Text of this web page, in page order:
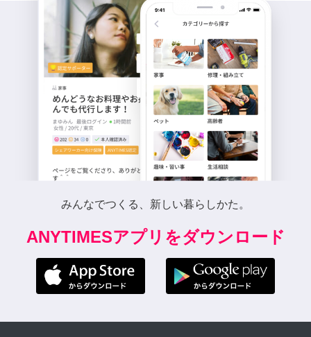
みんなでつくる、新しい暮らしかた。
ANYTIMESアプリをダウンロード